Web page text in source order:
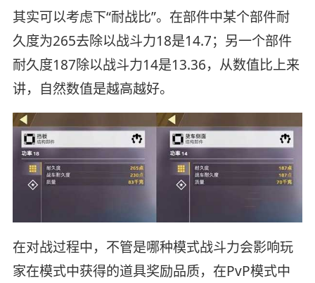
其实可以考虑下“耐战比”。在部件中某个部件耐
久度为265去除以战斗力18是14.7；另一个部件
耐久度187除以战斗力14是13.36，从数值比上来
讲，自然数值是越高越好。
在对战过程中，不管是哪种模式战斗力会影响玩
家在模式中获得的道具奖励品质，在PvP模式中